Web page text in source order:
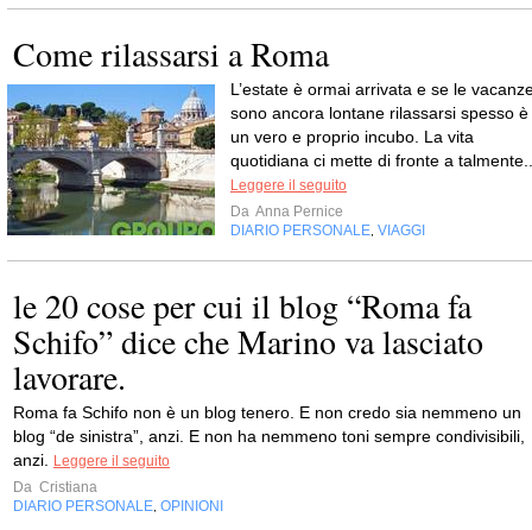
Come rilassarsi a Roma
L’estate è ormai arrivata e se le
sono ancora lontane rilassarsi spesso è
un vero e proprio incubo. La vita
quotidiana ci mette di fronte a
Leggere il seguito
Da Anna Pernice
DIARIO PERSONALE VIAGGI
le 20 cose per cui il blog “Roma fa
Schifo” dice che Marino va lasciato
lavorare.
Roma fa Schifo non è un blog tenero. E non credo sia nemmeno un
blog “de sinistra”, anzi. E non ha nemmeno toni sempre condivisibili,
anzi.
Leggere il seguito
Da Cristiana
DIARIO PERSONALE OPINIONI